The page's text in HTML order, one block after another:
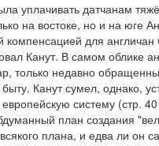
уплачивать датчанам
на востоке, но и на юге
компенсацией для
Канут. В самом облике
только недавно
Канут сумел, однако,
систему (стр.
план создания
плана, и едва ли он